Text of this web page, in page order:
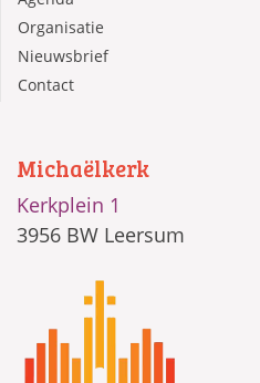
Organisatie
Nieuwsbrief
Contact
Michaëlkerk
Kerkplein 1
3956 BW Leersum